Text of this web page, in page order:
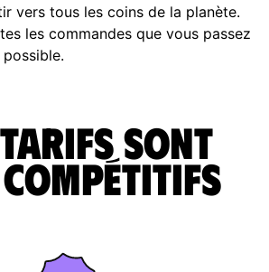
vers tous les coins de la planète.
les commandes que vous passez
tarifs sont